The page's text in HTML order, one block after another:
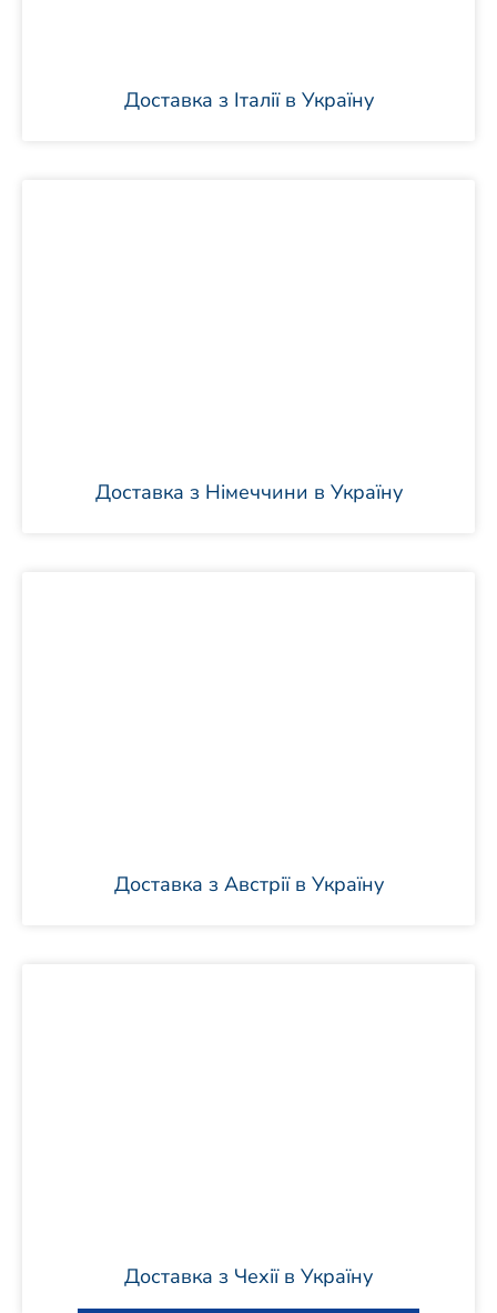
Доставка з Італії в Україну
Доставка з Німеччини в Україну
Доставка з Австрії в Україну
Доставка з Чехії в Україну